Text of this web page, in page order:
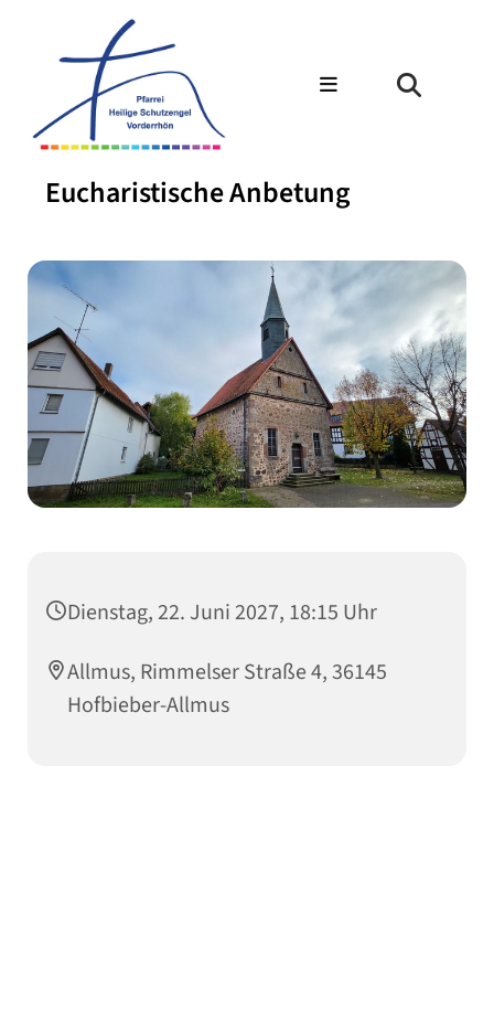
Eucharistische Anbetung
Dienstag, 22. Juni 2027, 18:15 Uhr
Allmus, Rimmelser Straße 4, 36145
Hofbieber-Allmus